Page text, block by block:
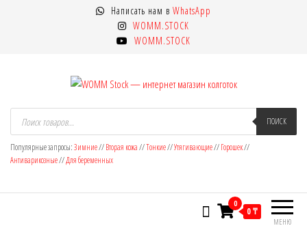
Написать нам в WhatsApp
WOMM.STOCK
WOMM.STOCK
WOMM Stock — интернет магазин
колготок
Колготки MANZI, Naja Street тонкие,
фантазийные, чулки, лосины
Поиск
товаров ПОИСК
Популярные запросы:Зимние//Вторая кожа//Тонкие//Утягивающие//Горошек//
Антиварикозные//Для беременных
МЕНЮ
0
0 ₸